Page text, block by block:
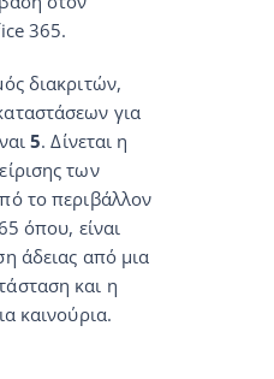
365.
διακριτών,
για
5. Δίνεται η
των
το περιβάλλον
όπου, είναι
άδειας από μια
και η
καινούρια.